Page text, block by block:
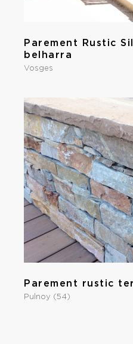
Parement Rustic
belharra
Vosges
Parement rustic
Pulnoy (54)